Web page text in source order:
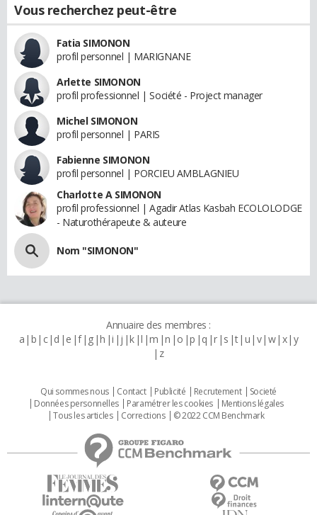
Vous recherchez peut-être
Fatia SIMONON
profil personnel | MARIGNANE
Arlette SIMONON
profil professionnel | Société - Project manager
Michel SIMONON
profil personnel | PARIS
Fabienne SIMONON
profil personnel | PORCIEU AMBLAGNIEU
Charlotte A SIMONON
profil professionnel | Agadir Atlas Kasbah ECOLOLODGE
- Naturothérapeute & auteure
Nom "SIMONON"
Annuaire des membres :
a b c d e f g h i j k l m n o p q r s t u v w x y
z
Qui sommes nous Contact Publicité Recrutement
Societé
Données personnelles
Paramétrer les cookies
Mentions légales
Tous les articles
Corrections © 2022 CCM Benchmark